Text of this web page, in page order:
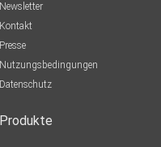
Newsletter
Kontakt
Presse
Nutzungsbedingungen
Datenschutz
Produkte